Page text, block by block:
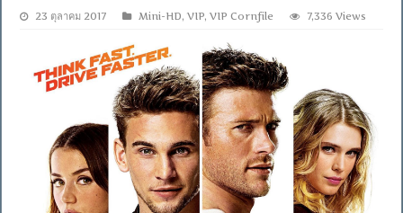
23 ตุลาคม 2017 Mini-HD,VIP,VIP Cornfile 7,336 Views